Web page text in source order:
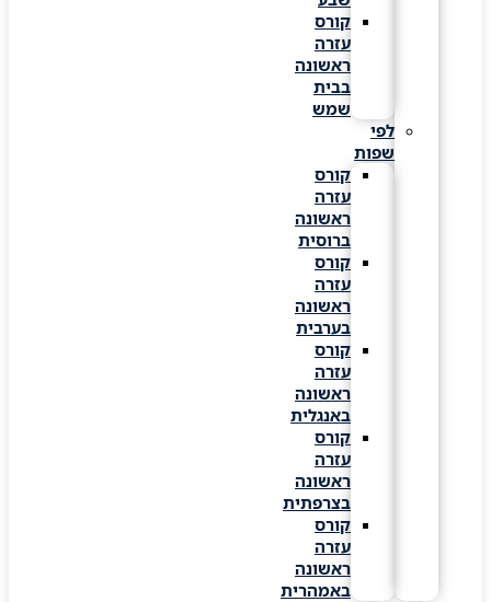
קורס
עזרה
ראשונה
בבית
שמש
לפי
שפות
קורס
עזרה
ראשונה
ברוסית
קורס
עזרה
ראשונה
בערבית
קורס
עזרה
ראשונה
באנגלית
קורס
עזרה
ראשונה
בצרפתית
קורס
עזרה
ראשונה
באמהרית